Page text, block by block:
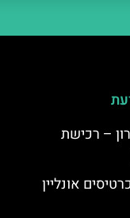
– רכישת
אונליין